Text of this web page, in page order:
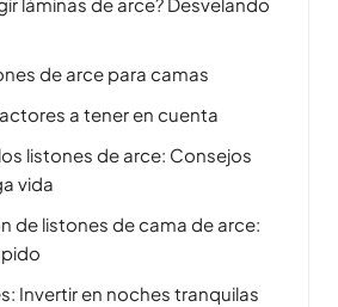
de arce para camas
a tener en cuenta
listones de arce: Consejos
vida
de listones de cama de arce:
Invertir en noches tranquilas